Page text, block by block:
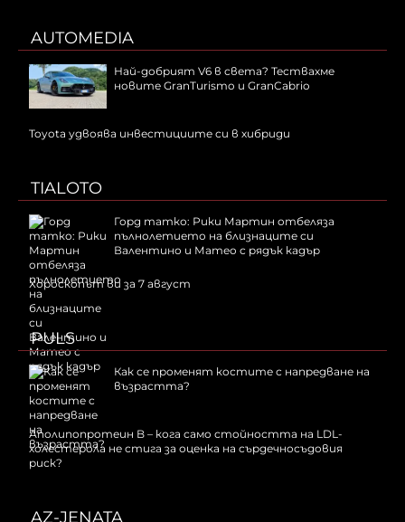
AUTOMEDIA
Най-добрият V6 в света? Тествахме
новите GranTurismo и GranCabrio
Toyota удвоява инвестициите си в хибриди
TIALOTO
Горд татко: Рики Мартин отбеляза
пълнолетието на близнаците си
Валентино и Матео с рядък кадър
Хороскопът ви за 7 август
PULS
Как се променят костите с напредване на
възрастта?
Аполипопротеин B – кога само стойността на LDL-
холестерола не стига за оценка на сърдечносъдовия
риск?
AZ-JENATA